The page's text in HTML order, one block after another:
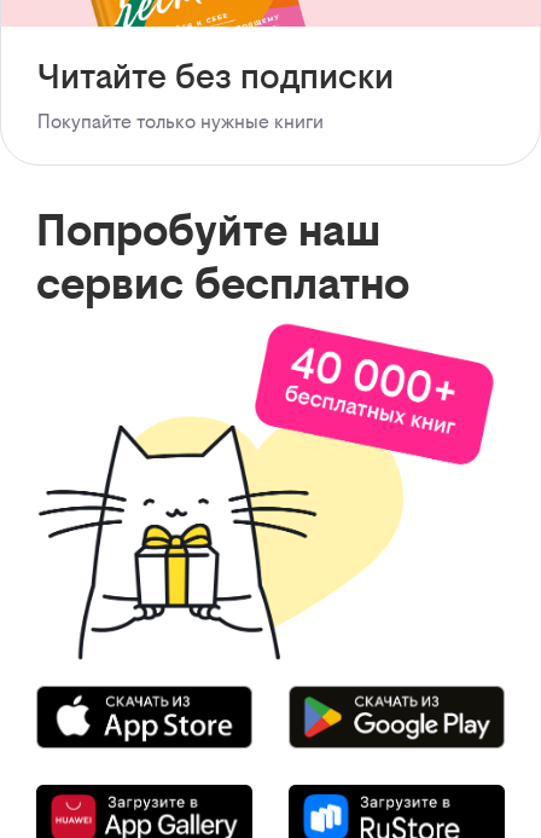
Читайте без подписки
Покупайте только нужные книги
Попробуйте наш
сервис бесплатно